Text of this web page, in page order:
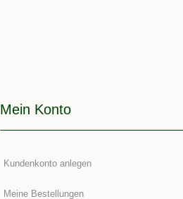
Mein Konto
Kundenkonto anlegen
Meine Bestellungen